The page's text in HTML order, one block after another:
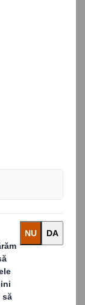
din
Vă
verigă a
dacă
să
să
în
crește cifra
vă va ajută